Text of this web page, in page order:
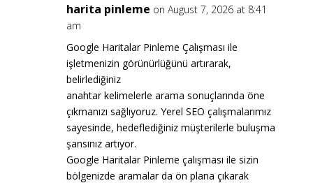
harita pinleme on August 7, 2026 at 8:41
am
Google Haritalar Pinleme Çalışması ile
işletmenizin görünürlüğünü artırarak,
belirlediğiniz
anahtar kelimelerle arama sonuçlarında öne
çıkmanızı sağlıyoruz. Yerel SEO çalışmalarımız
sayesinde, hedeflediğiniz müşterilerle buluşma
şansınız artıyor.
Google Haritalar Pinleme çalışması ile sizin
bölgenizde aramalar da ön plana çıkarak